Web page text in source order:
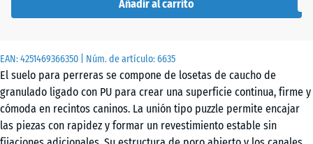
EAN:4251469366350 | Núm. de artículo:6635
El suelo para perreras se compone de losetas de caucho de
granulado ligado con PU para crear una superficie continua, firme y
cómoda en recintos caninos. La unión tipo puzzle permite encajar
las piezas con rapidez y formar un revestimiento estable sin
50
|
0,25
m²
Añadir al carrito